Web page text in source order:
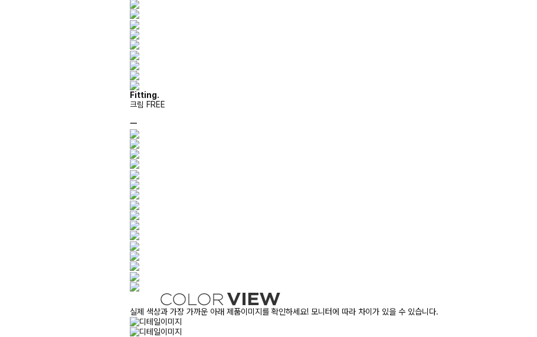
Fitting.
크림 FREE
ㅡ
실제 색상과 가장 가까운 아래 제품이미지를 확인하세요! 모니터에 따라 차이가 있을 수 있습니다.